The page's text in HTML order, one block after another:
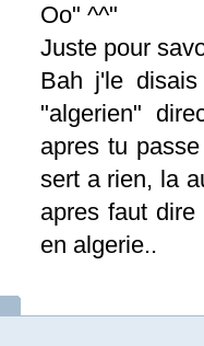
Oo" ^^"
Juste pour
Bah j'le
"algerien"
apres tu
sert a rien, la
apres faut
en algerie..